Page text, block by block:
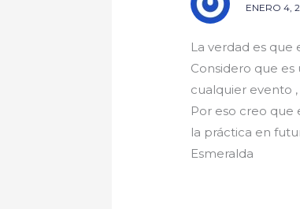
ENERO 4,
La verdad es
Considero que es
cualquier evento
Por eso creo que
la práctica en
Esmeralda